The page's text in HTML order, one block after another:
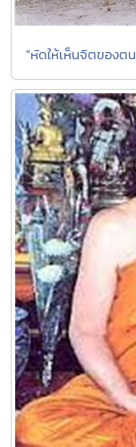
"หัดให้เห็นจิตของต